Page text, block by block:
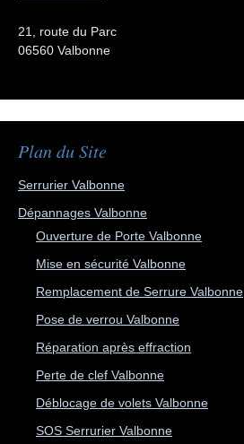
21, route du Parc
06560 Valbonne
Plan du Site
Serrurier Valbonne
Dépannages Valbonne
Ouverture de Porte Valbonne
Mise en sécurité Valbonne
Remplacement de Serrure Valbonne
Pose de verrou Valbonne
Réparation après effraction
Perte de clef Valbonne
Déblocage de volets Valbonne
SOS Serrurier Valbonne